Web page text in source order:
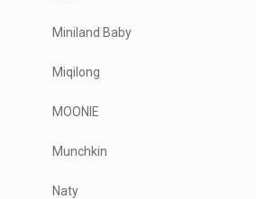
Miniland Baby
Miqilong
MOONIE
Munchkin
Naty